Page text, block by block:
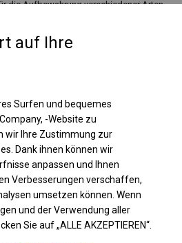
die Aufbewahrung verschiedener Arten
an dem Sie das Zelt aufstellen
lohnt es sich, über ein feuerfestes
Sie Ihre Materialien sicher aufbewahren
ansehen
ändern
auf Ihre
Surfen und bequemes
-Website zu
wir Ihre Zustimmung zur
Dank ihnen können wir
anpassen und Ihnen
Verbesserungen verschaffen,
umsetzen können. Wenn
und der Verwendung aller
Sie auf „ALLE AKZEPTIEREN“.